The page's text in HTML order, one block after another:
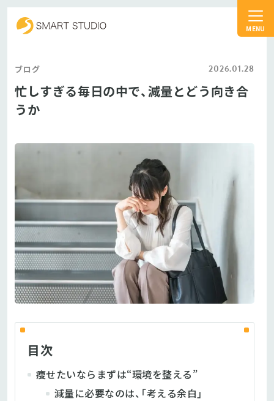
ブログ 2026.01.28
忙しすぎる毎日の中で、減量とどう向き合
うか
目次
痩せたいならまずは“環境を整える”
減量に必要なのは、「考える余白」